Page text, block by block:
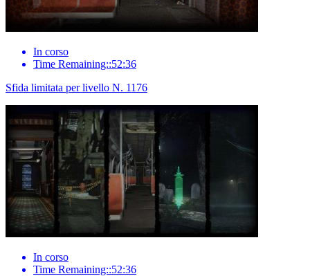
In corso
Time Remaining::52:36
Sfida limitata per livello N. 1176
In corso
Time Remaining::52:36